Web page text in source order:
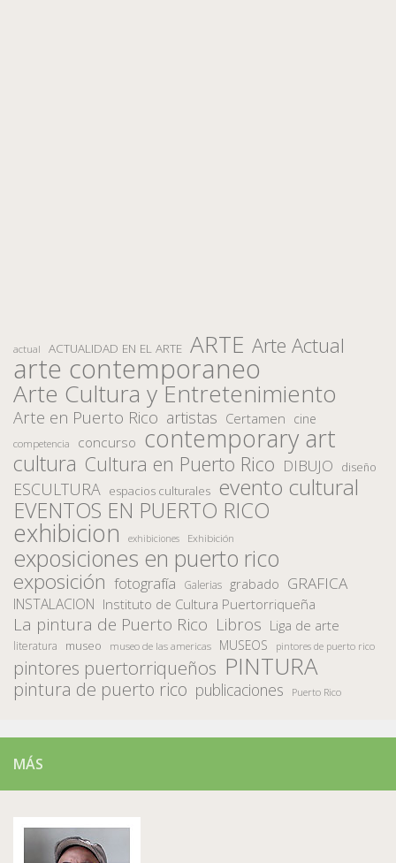
actual ACTUALIDAD EN EL ARTE ARTE Arte Actual
arte contemporaneo
Arte Cultura y Entretenimiento
Arte en Puerto Rico artistas Certamen cine
competencia concurso contemporary art
cultura Cultura en Puerto Rico DIBUJO diseño
ESCULTURA espacios culturales evento cultural
EVENTOS EN PUERTO RICO
exhibicion exhibiciones Exhibición
exposiciones en puerto rico
exposición fotografía Galerias grabado GRAFICA
INSTALACION Instituto de Cultura Puertorriqueña
La pintura de Puerto Rico Libros Liga de arte
literatura museo museo de las americas MUSEOS pintores de puerto rico
pintores puertorriqueños PINTURA
pintura de puerto rico publicaciones Puerto Rico
MÁS